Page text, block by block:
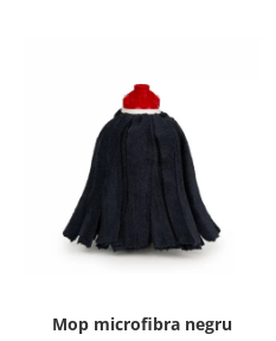
Mop microfibra negru